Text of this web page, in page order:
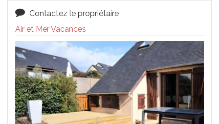
Contactez le propriétaire
Air et Mer Vacances